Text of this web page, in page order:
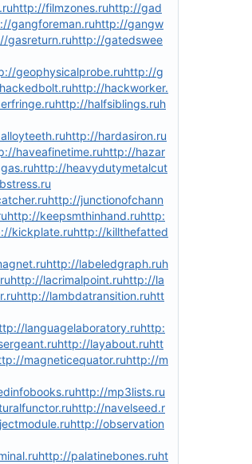
http://filmzones.ruhttp://gad
gangforeman.ruhttp://gangw
gasreturn.ruhttp://gatedswee
geophysicalprobe.ruhttp://g
http://hackworker.
http://halfsiblings.ruh
http://hardasiron.ru
haveafinetime.ruhttp://hazar
http://heavydutymetalcut
http://junctionofchann
http://keepsmthinhand.ruhttp:
kickplate.ruhttp://killthefatted
http://labeledgraph.ruh
http://lacrimalpoint.ruhttp://la
http://lambdatransition.ruhtt
languagelaboratory.ruhttp:
http://layabout.ruhtt
magneticequator.ruhttp://m
http://mp3lists.ru
http://navelseed.r
http://observation
http://palatinebones.ruht